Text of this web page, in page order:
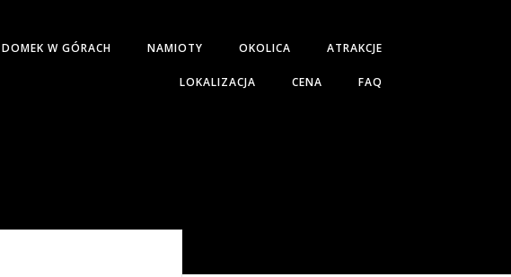
DOMEK W GÓRACH NAMIOTY OKOLICA ATRAKCJE
LOKALIZACJA CENA FAQ